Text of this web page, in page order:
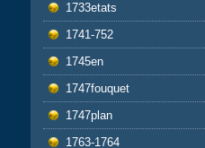
1733etats
1741-752
1745en
1747fouquet
1747plan
1763-1764